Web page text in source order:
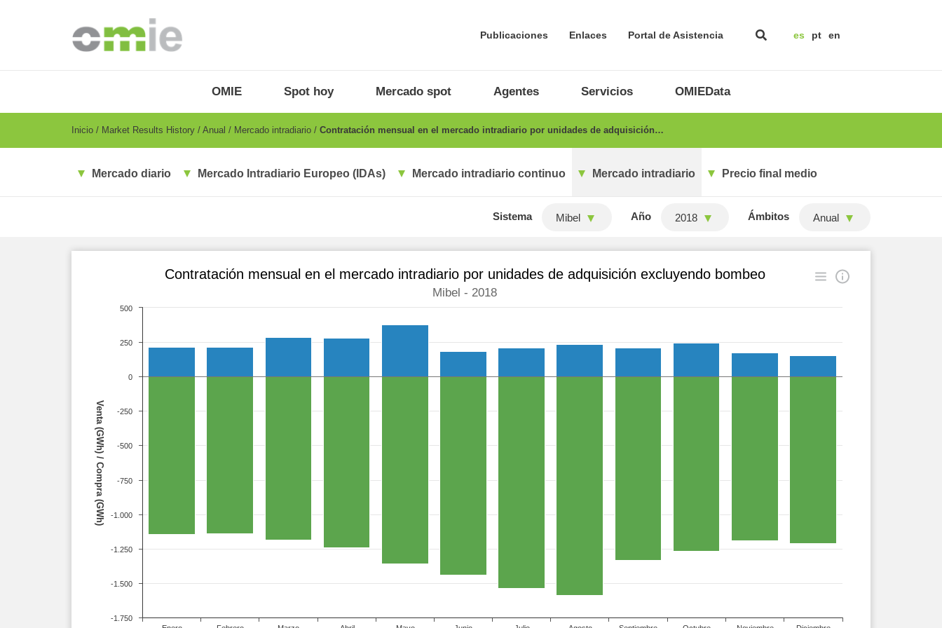
Publicaciones Enlaces Portal de Asistencia es pt en
ES
OMIE Spot hoy Mercado spot Agentes Servicios OMIEData
Breadcrumb
Inicio Market Results History Anual Mercado intradiario Contratación mensual en el mercado intradiario por unidades de adquisición…
Mercado diario Mercado Intradiario Europeo (IDAs) Mercado intradiario continuo Mercado intradiario Precio final medio
Sistema Mibel Año 2018 Ámbitos Anual
Venta (GWh) / Compra (GWh)
Contratación mensual en el mercado intradiario por unidades de adquisición excluyendo bombeo
Mibel - 2018
-1.750
-1.500
-1.250
-1.000
-750
-500
-250
0
250
500